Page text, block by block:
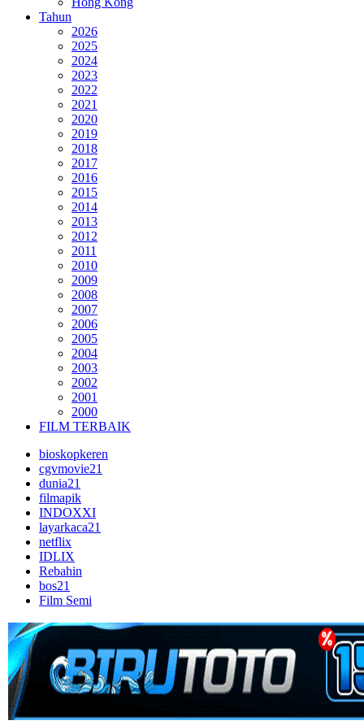
Tahun
2026
2025
2024
2023
2022
2021
2020
2019
2018
2017
2016
2015
2014
2013
2012
2011
2010
2009
2008
2007
2006
2005
2004
2003
2002
2001
2000
FILM TERBAIK
bioskopkeren
cgvmovie21
dunia21
filmapik
INDOXXI
layarkaca21
netflix
IDLIX
Rebahin
bos21
Film Semi